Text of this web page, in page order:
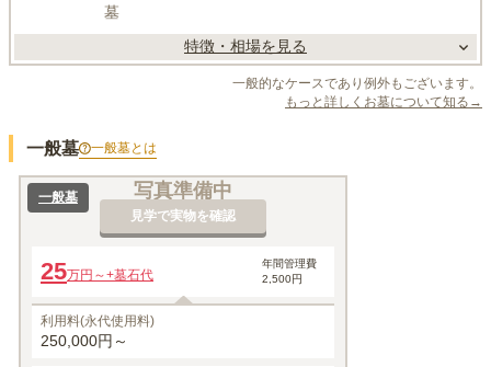
墓
特徴・相場を見る
一般的なケースであり例外もございます。
もっと詳しくお墓について知る→
一般墓 一般墓とは
写真準備中
見学で実物を確認
一般墓
25万円～+墓石代
年間管理費
2,500円
利用料(永代使用料)
250,000円～